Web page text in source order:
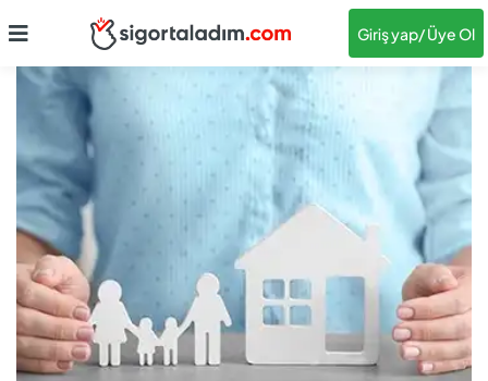
Giriş yap/ Üye Ol